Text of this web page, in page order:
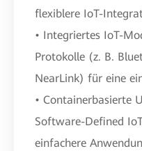
flexiblere IoT-
• Integriertes IoT-
Protokolle (z. B.
NearLink) für eine
• Containerbasierte
Software-Defined
einfachere